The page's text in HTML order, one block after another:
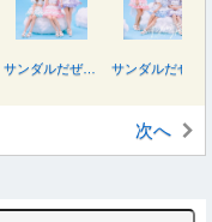
サンダルだぜ（初回生産限定盤／Ｔｙｐｅ－Ｂ）
次へ